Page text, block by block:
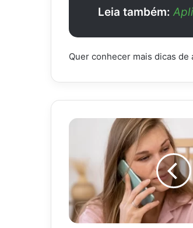
Leia também:
Quer conhecer mais dicas de